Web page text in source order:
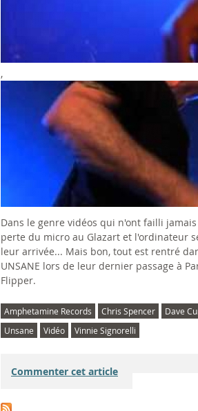
c
A
N
-
a
c
h
,
N
N
E
-
H
a
a
Dans le genre vidéos qui n'ont failli
perte du micro au Glazart et l'ordinateur
leur arrivée... Mais bon, tout est rentré
UNSANE lors de leur dernier passage à
Flipper.
Amphetamine Records Chris Spencer Dave
Unsane
Vidéo Vinnie Signorelli
Commenter cet article